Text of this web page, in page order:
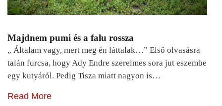
Majdnem pumi és a falu rossza
„ Általam vagy, mert meg én láttalak…” Első olvasásra
talán furcsa, hogy Ady Endre szerelmes sora jut eszembe
egy kutyáról. Pedig Tisza miatt nagyon is…
Read More